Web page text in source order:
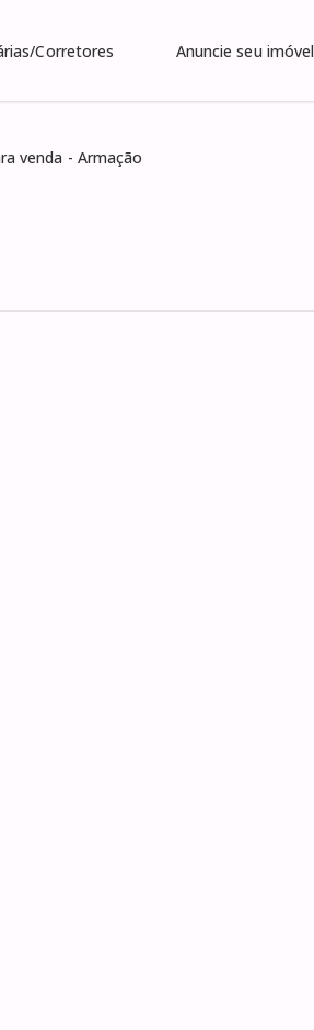
Corretores Anuncie seu imóvel
venda - Armação